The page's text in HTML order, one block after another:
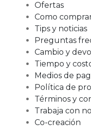
Ofertas
Como
Tips y noticias
Preguntas
Cambio y
Tiempo y
Medios de
Política de
Términos y
Trabaja con
Co-creación